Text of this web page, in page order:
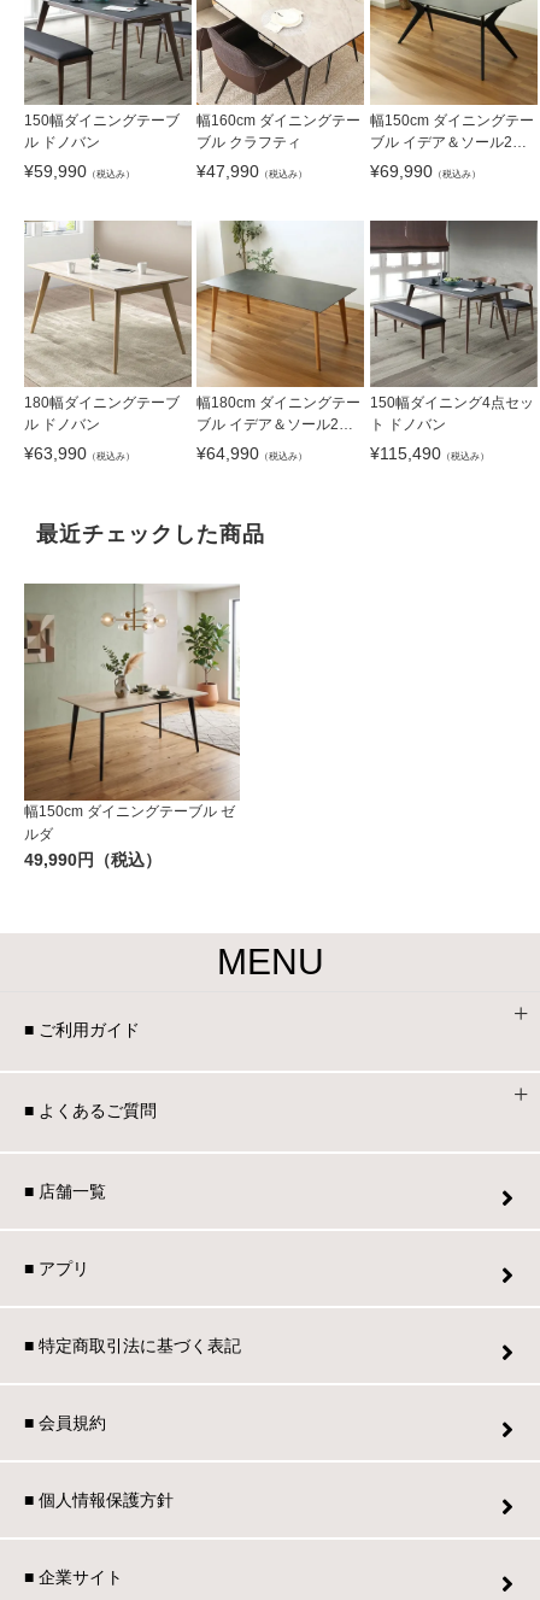
150幅ダイニングテーブ
ル ドノバン
¥59,990 （税込み）
幅160cm ダイニングテー
ブル クラフティ
¥47,990 （税込み）
幅150cm ダイニングテー
ブル イデア＆ソール2
（クロス脚）
¥69,990（税込み）
180幅ダイニングテーブ
ル ドノバン
¥63,990 （税込み）
幅180cm ダイニングテー
ブル イデア＆ソール2（4
本脚）
¥64,990 （税込み）
150幅ダイニング4点セッ
ト ドノバン
¥115,490（税込み）
最近チェックした商品
幅150cm ダイニングテーブル ゼ
ルダ
49,990円（税込）
MENU
■ ご利用ガイド
■ よくあるご質問
■ 店舗一覧
■ アプリ
■ 特定商取引法に基づく表記
■ 会員規約
■ 個人情報保護方針
■ 企業サイト